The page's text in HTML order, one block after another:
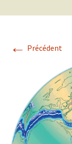
← Précédent